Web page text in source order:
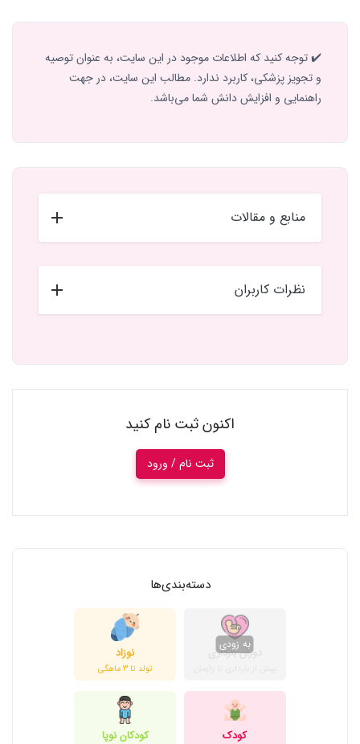
✔️ توجه کنید که اطلاعات موجود در این سایت، به عنوان توصیه
و تجویز پزشکی، کاربرد ندارد. مطالب این سایت، در جهت
راهنمایی و افزایش دانش شما می‌باشد.
منابع و مقالات
نظرات کاربران
اکنون ثبت نام کنید
ثبت نام / ورود
دسته‌بندی‌ها
دوران بارداری نوزاد
تولد تا 3 ماهگی
کودک کودکان نوپا